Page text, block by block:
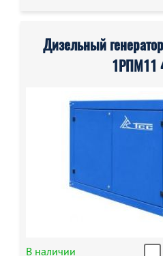
Дизельный
1РПМ11
В наличии